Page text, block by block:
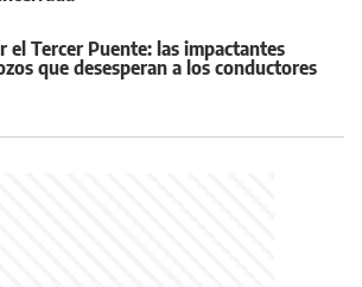
el Tercer Puente: las impactantes
que desesperan a los conductores